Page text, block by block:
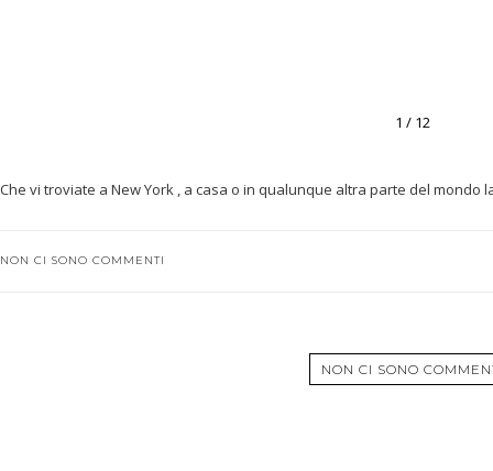
1 / 12
Che vi troviate a New York , a casa o in qualunque altra parte del mondo
NON CI SONO COMMENTI
NON CI SONO